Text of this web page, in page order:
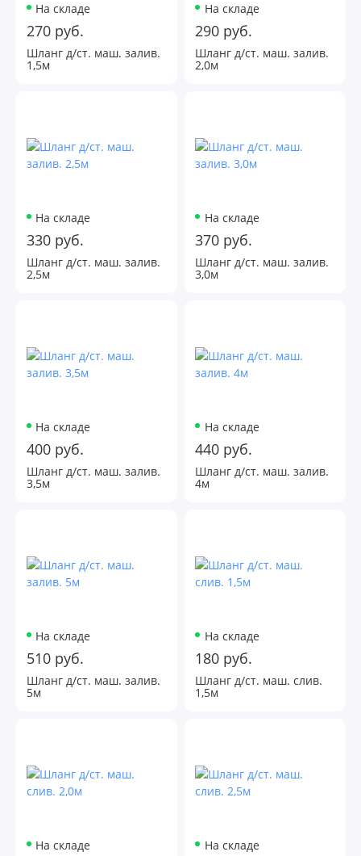
На складе
270 руб.
Шланг д/ст. маш. залив.
1,5м
На складе
290 руб.
Шланг д/ст. маш. залив.
2,0м
На складе
330 руб.
Шланг д/ст. маш. залив.
2,5м
На складе
370 руб.
Шланг д/ст. маш. залив.
3,0м
На складе
400 руб.
Шланг д/ст. маш. залив.
3,5м
На складе
440 руб.
Шланг д/ст. маш. залив.
4м
На складе
510 руб.
Шланг д/ст. маш. залив.
5м
На складе
180 руб.
Шланг д/ст. маш. слив.
1,5м
На складе На складе